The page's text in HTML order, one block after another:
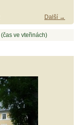
Další →
(čas ve vteřinách)